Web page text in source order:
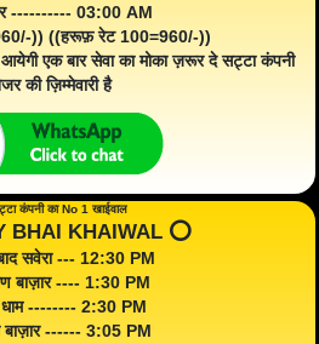
---------- 03:00 AM
)) ((हरूफ़ रेट 100=960/-))
एक बार सेवा का मोका ज़रूर दे सट्टा कंपनी
की ज़िम्मेवारी है
कंपनी का No 1 खाईवाल
BHAI KHAIWAL ⭕️
सवेरा --- 12:30 PM
बाज़ार ---- 1:30 PM
-------- 2:30 PM
बाज़ार ------ 3:05 PM